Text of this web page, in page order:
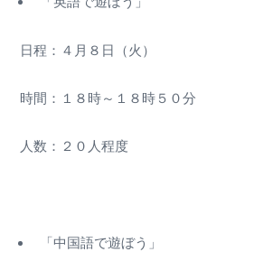
日程：４月８日（火）
時間：１８時～１８時５０分
人数：２０人程度
「中国語で遊ぼう」